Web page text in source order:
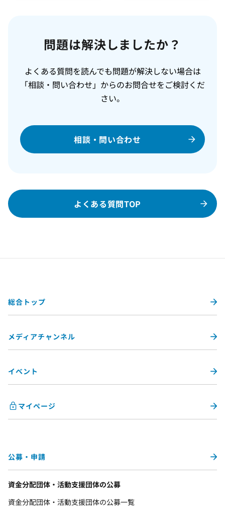
問題は解決しましたか？
よくある質問を読んでも問題が解決しない場合は
「相談・問い合わせ」からのお問合せをご検討くだ
さい。
相談・問い合わせ
よくある質問TOP
総合トップ
メディアチャンネル
イベント
マイページ
公募・申請
資金分配団体・活動支援団体の公募
資金分配団体・活動支援団体の公募一覧